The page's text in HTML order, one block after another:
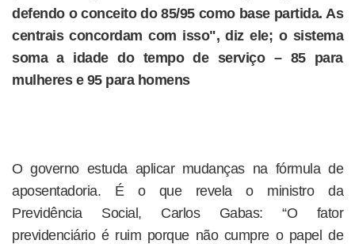
defendo o conceito do 85/95 como base partida. As
centrais concordam com isso", diz ele; o sistema
soma a idade do tempo de serviço – 85 para
mulheres e 95 para homens
O governo estuda aplicar mudanças na fórmula de
aposentadoria. É o que revela o ministro da
Previdência Social, Carlos Gabas: “O fator
previdenciário é ruim porque não cumpre o papel de